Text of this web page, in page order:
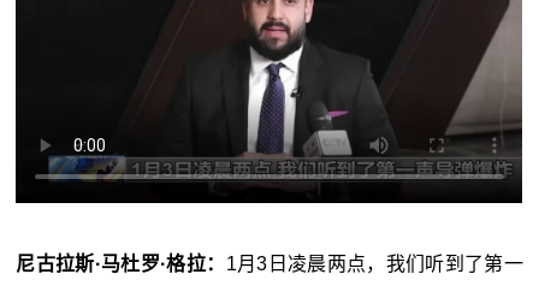
尼古拉斯·马杜罗·格拉： 1月3日凌晨两点，我们听到了第一